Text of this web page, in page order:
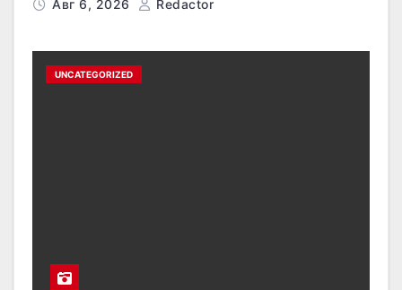
Авг 6, 2026 Redactor
UNCATEGORIZED